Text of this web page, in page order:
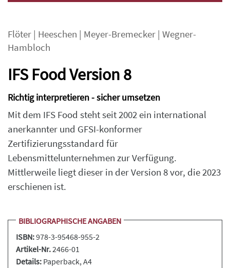
Flöter | Heeschen | Meyer-Bremecker | Wegner-
Hambloch
IFS Food Version 8
Richtig interpretieren - sicher umsetzen
Mit dem IFS Food steht seit 2002 ein international
anerkannter und GFSI-konformer
Zertifizierungsstandard für
Lebensmittelunternehmen zur Verfügung.
Mittlerweile liegt dieser in der Version 8 vor, die 2023
erschienen ist.
BIBLIOGRAPHISCHE ANGABEN
ISBN:978-3-95468-955-2
Artikel-Nr.2466-01
Details: Paperback, A4